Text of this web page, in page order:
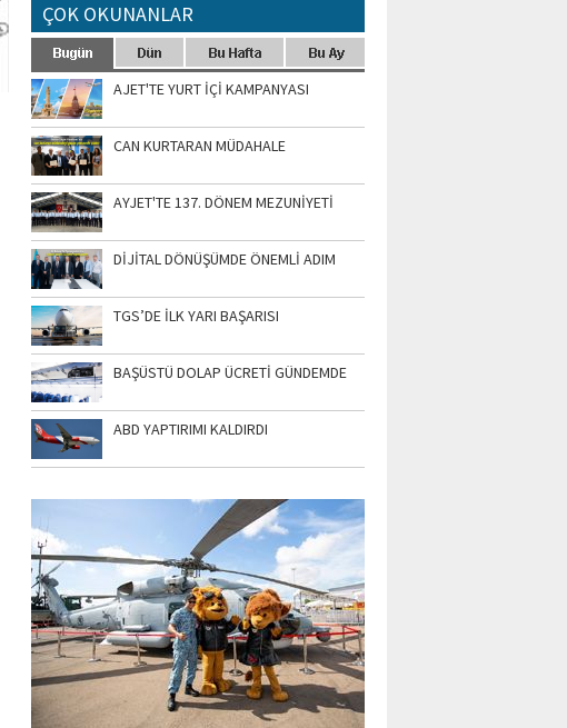
ÇOK OKUNANLAR
AJET'TE YURT İÇİ KAMPANYASI
CAN KURTARAN MÜDAHALE
AYJET'TE 137. DÖNEM MEZUNİYETİ
DİJİTAL DÖNÜŞÜMDE ÖNEMLİ ADIM
TGS’DE İLK YARI BAŞARISI
BAŞÜSTÜ DOLAP ÜCRETİ GÜNDEMDE
ABD YAPTIRIMI KALDIRDI
SİNGAPUR AIRSHOW-2020